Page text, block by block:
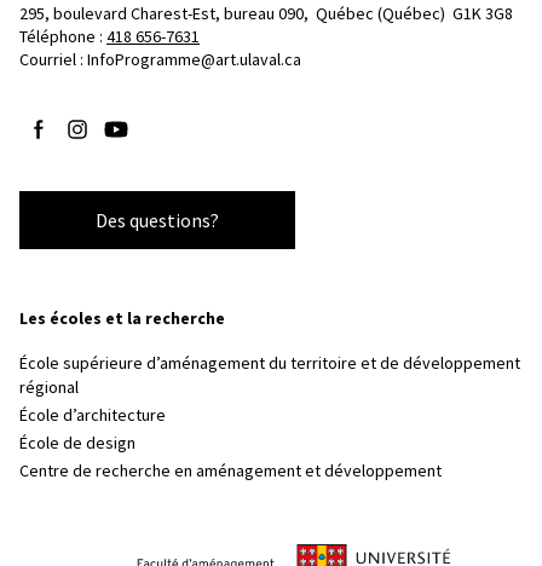
295, boulevard Charest-Est, bureau 090, Québec (Québec)  G1K 3G8
Téléphone : 418 656-7631
Courriel : InfoProgramme@art.ulaval.ca
Suivez-nous sur Facebook
Suivez-nous sur Instagram
Suivez-nous sur YouTube
Des questions?
Les écoles et la recherche
École supérieure d’aménagement du territoire et de développement
régional
École d’architecture
École de design
Centre de recherche en aménagement et développement